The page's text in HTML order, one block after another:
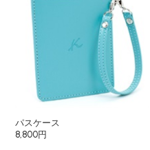
パスケース
8,800円